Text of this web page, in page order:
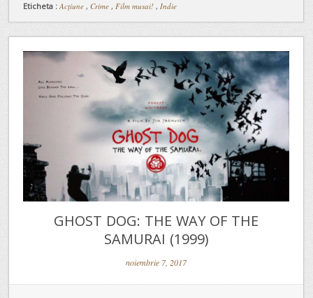
Eticheta : Acțiune , Crime , Film musai! , Indie
GHOST DOG: THE WAY OF THE
SAMURAI (1999)
noiembrie 7, 2017